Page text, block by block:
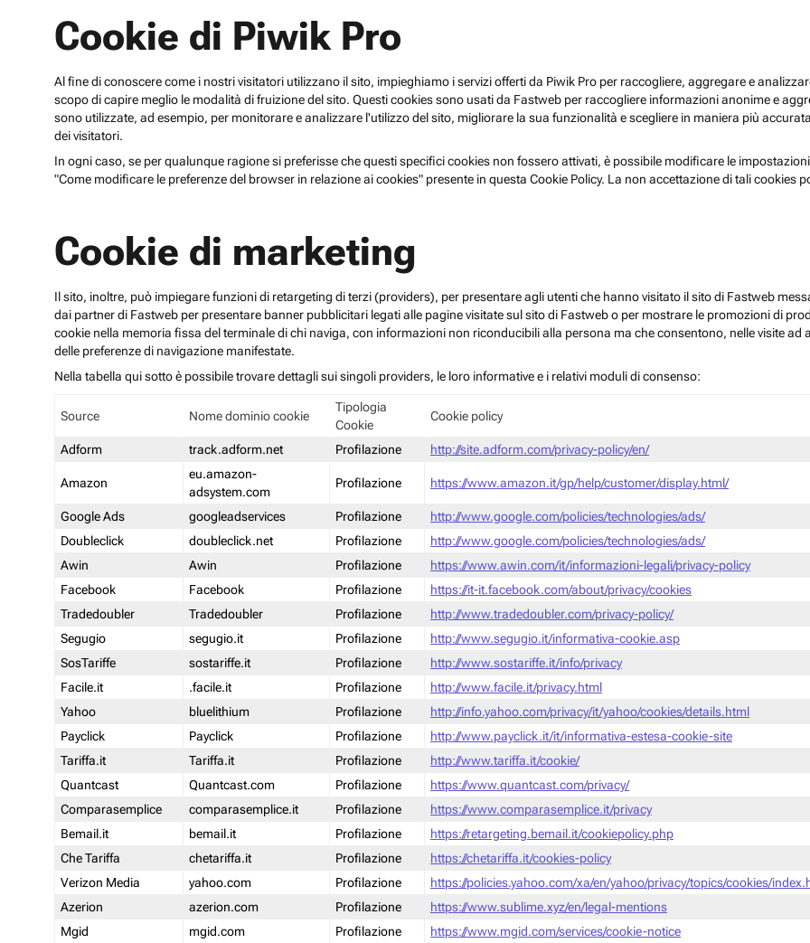
Cookie di Piwik Pro
Al fine di conoscere come i nostri visitatori utilizzano il sito, impieghiamo i servizi offerti da Piwik Pro per raccogliere, aggregare e
scopo di capire meglio le modalità di fruizione del sito. Questi cookies sono usati da Fastweb per raccogliere informazioni anonime e
sono utilizzate, ad esempio, per monitorare e analizzare l'utilizzo del sito, migliorare la sua funzionalità e scegliere in maniera più
dei visitatori.
In ogni caso, se per qualunque ragione si preferisse che questi specifici cookies non fossero attivati, è possibile modificare le
"Come modificare le preferenze del browser in relazione ai cookies" presente in questa Cookie Policy. La non accettazione di tali cookies
Cookie di marketing
Il sito, inoltre, può impiegare funzioni di retargeting di terzi (providers), per presentare agli utenti che hanno visitato il sito di Fastweb
dai partner di Fastweb per presentare banner pubblicitari legati alle pagine visitate sul sito di Fastweb o per mostrare le promozioni di
cookie nella memoria fissa del terminale di chi naviga, con informazioni non riconducibili alla persona ma che consentono, nelle visite
delle preferenze di navigazione manifestate.
Nella tabella qui sotto è possibile trovare dettagli sui singoli providers, le loro informative e i relativi moduli di consenso:
Source Nome dominio cookie
Tipologia
Cookie
Cookie policy
Adform track.adform.net Profilazione http://site.adform.com/privacy-policy/en/
Amazon
eu.amazon-
adsystem.com
Profilazione https://www.amazon.it/gp/help/customer/display.html/
Google Ads googleadservices Profilazione
http://www.google.com/policies/technologies/ads/
Doubleclick
doubleclick.net Profilazione
http://www.google.com/policies/technologies/ads/
Awin
Awin Profilazione
https://www.awin.com/it/informazioni-legali/privacy-policy
Facebook
Facebook Profilazione
https://it-it.facebook.com/about/privacy/cookies
Tradedoubler
Tradedoubler Profilazione
http://www.tradedoubler.com/privacy-policy/
Segugio
segugio.it Profilazione
http://www.segugio.it/informativa-cookie.asp
SosTariffe
sostariffe.it Profilazione
http://www.sostariffe.it/info/privacy
Facile.it
.facile.it Profilazione
http://www.facile.it/privacy.html
Yahoo
bluelithium Profilazione
http://info.yahoo.com/privacy/it/yahoo/cookies/details.html
Payclick
Payclick Profilazione
http://www.payclick.it/it/informativa-estesa-cookie-site
Tariffa.it
Tariffa.it Profilazione
http://www.tariffa.it/cookie/
Quantcast
Quantcast.com Profilazione
https://www.quantcast.com/privacy/
Comparasemplice
comparasemplice.it Profilazione
https://www.comparasemplice.it/privacy
Bemail.it
bemail.it Profilazione
https://retargeting.bemail.it/cookiepolicy.php
Che Tariffa
chetariffa.it Profilazione
https://chetariffa.it/cookies-policy
Verizon Media
yahoo.com Profilazione
https://policies.yahoo.com/xa/en/yahoo/privacy/topics/cookies/
Azerion
azerion.com Profilazione
https://www.sublime.xyz/en/legal-mentions
Mgid
mgid.com Profilazione
https://www.mgid.com/services/cookie-notice